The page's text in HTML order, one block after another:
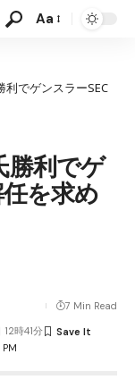
Aa
でゲンスラーSEC
勝利でゲ
を求め
時41分
7 Min Read